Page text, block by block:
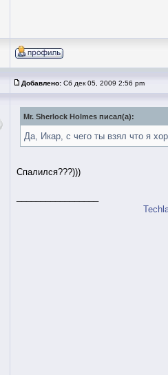
Добавлено: Сб дек 05, 2009 2:56 pm
Mr. Sherlock Holmes писал(а):
Да, Икар, с чего ты взял что я
Спалился???)))